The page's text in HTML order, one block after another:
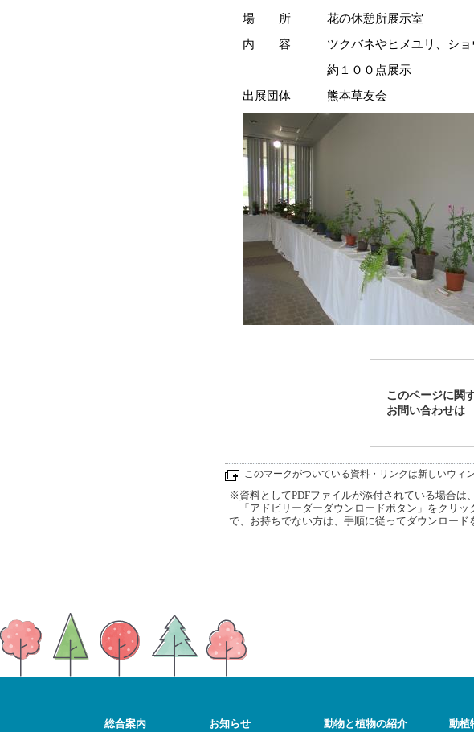
場 所 花の休憩所展示室
内 容 ツクバネやヒメユリ、ショウマ
約１００点展示
出展団体 熊本草友会
このページに関
お問い合わせは
このマークがついている資料・リンクは新しいウィ
※資料としてPDFファイルが添付されている場合は
「アドビリーダーダウンロードボタン」をクリ
で、お持ちでない方は、手順に従ってダウンロード
総合案内 お知らせ 動物と植物の紹介 動植